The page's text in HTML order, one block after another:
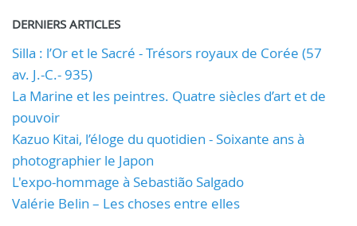
DERNIERS ARTICLES
Silla : l’Or et le Sacré - Trésors royaux de Corée (57
av. J.-C.- 935)
La Marine et les peintres. Quatre siècles d’art et de
pouvoir
Kazuo Kitai, l’éloge du quotidien - Soixante ans à
photographier le Japon
L'expo-hommage à Sebastião Salgado
Valérie Belin – Les choses entre elles